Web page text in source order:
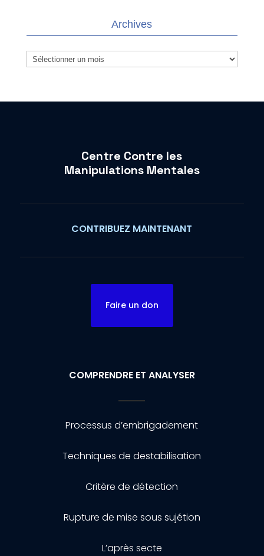
Archives
Archives
Centre Contre les
Manipulations Mentales
CONTRIBUEZ MAINTENANT
Faire un don
COMPRENDRE ET ANALYSER
Processus d’embrigadement
Techniques de destabilisation
Critère de détection
Rupture de mise sous sujétion
L’après secte